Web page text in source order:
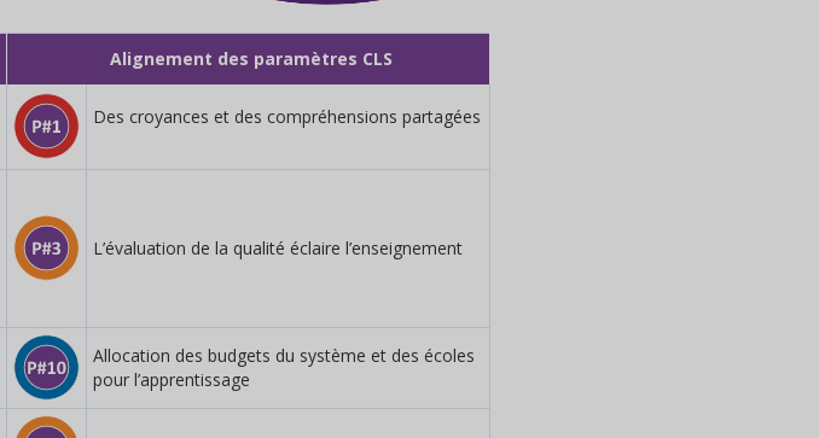
Alignement des paramètres CLS
Des croyances et des compréhensions partagées
L’évaluation de la qualité éclaire l’enseignement
Allocation des budgets du système et des écoles
pour l’apprentissage